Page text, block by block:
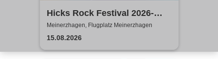
Hicks Rock Festival 2026-
Headlinder: ARTEFUCK,
Grenzenlos
Meinerzhagen, Flugplatz Meinerzhagen
15.08.2026